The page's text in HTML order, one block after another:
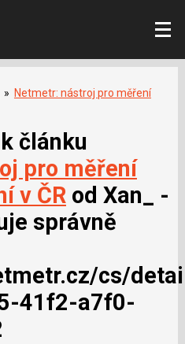
» Netmetr: nástroj pro měření
článku
pro měření
v ČRod Xan_ -
správně
cs/
41f2-a7f0-